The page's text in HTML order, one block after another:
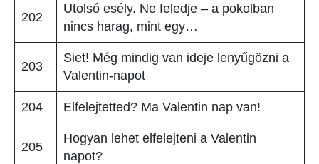
202
Utolsó esély. Ne feledje – a pokolban
nincs harag, mint egy…
203
Siet! Még mindig van ideje lenyűgözni a
Valentin-napot
204 Elfelejtetted? Ma Valentin nap van!
205
Hogyan lehet elfelejteni a Valentin
napot?